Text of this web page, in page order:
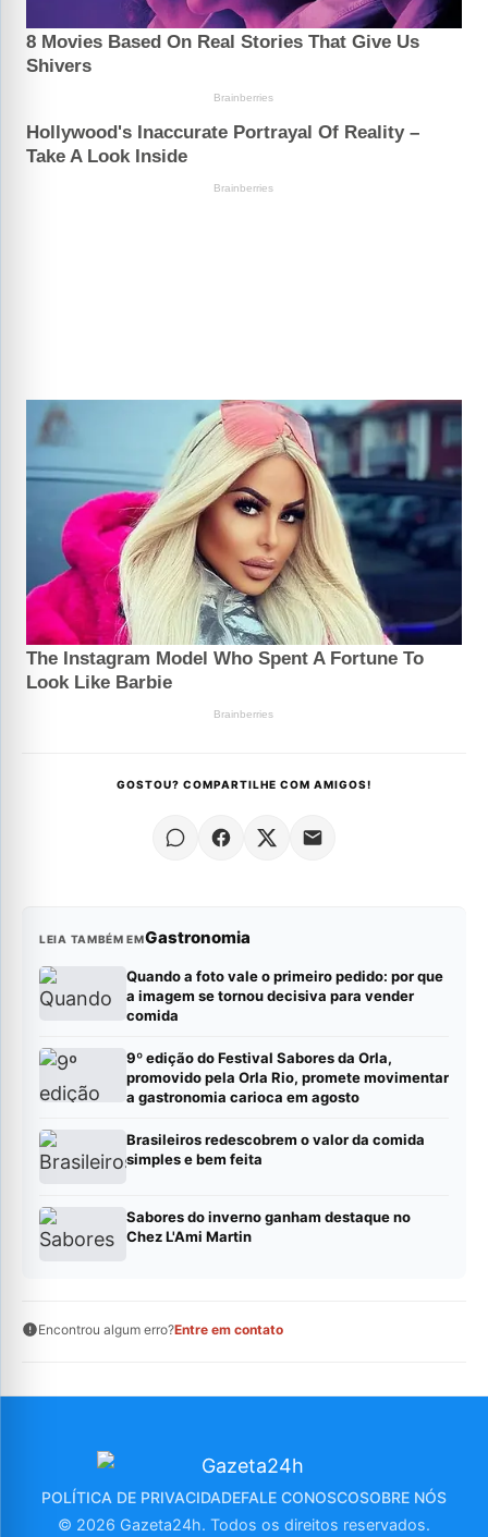
GOSTOU? COMPARTILHE COM AMIGOS!
LEIA TAMBÉM EMGastronomia
Quando a foto vale o primeiro pedido: por que
a imagem se tornou decisiva para vender
comida
9º edição do Festival Sabores da Orla,
promovido pela Orla Rio, promete movimentar
a gastronomia carioca em agosto
Brasileiros redescobrem o valor da comida
simples e bem feita
Sabores do inverno ganham destaque no
Chez L'Ami Martin
Encontrou algum erro?Entre em contato
POLÍTICA DE PRIVACIDADEFALE CONOSCOSOBRE NÓS
© 2026 Gazeta24h. Todos os direitos reservados.